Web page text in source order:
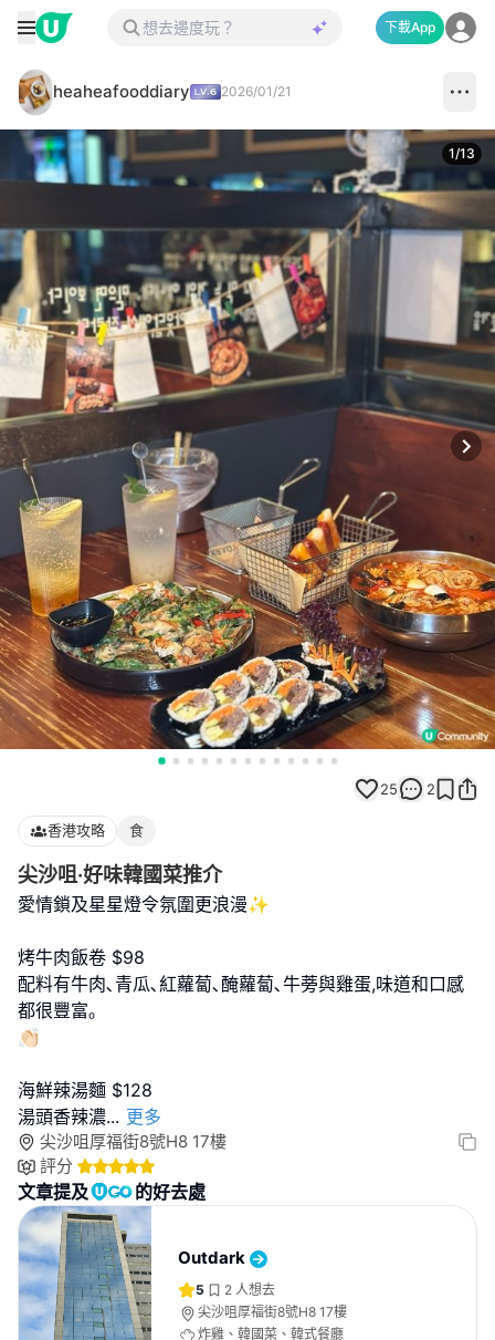
下載App
heaheafooddiary 2026/01/21
1/13
25 2
香港攻略 食
尖沙咀·好味韓國菜推介
愛情鎖及星星燈令氛圍更浪漫✨
烤牛肉飯卷 $98
配料有牛肉､青瓜､紅蘿蔔､醃蘿蔔､牛蒡與雞蛋,味道和口感
都很豐富｡
👏🏻
海鮮辣湯麵 $128
湯頭香辣濃... 更多
尖沙咀厚福街8號H8 17樓
評分
文章提及 的好去處
Outdark
5 2 人想去
尖沙咀厚福街8號H8 17樓
炸雞、韓國菜、韓式餐廳